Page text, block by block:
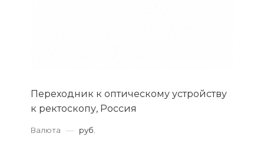
Переходник к оптическому устройству
к ректоскопу, Россия
Валюта — руб.